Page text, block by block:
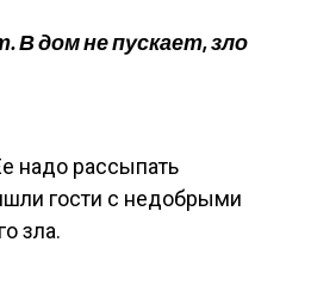
В дом не пускает, зло
надо рассыпать
гости с недобрыми
зла.